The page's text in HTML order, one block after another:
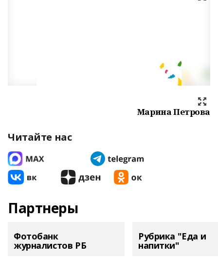
Марина Петрова
Читайте нас
Партнеры
Фотобанк
журналистов РБ
Рубрика "Еда и
напитки"